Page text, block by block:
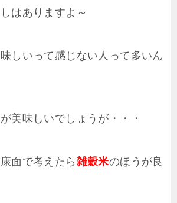
はありますよ～
しいって感じない人って多いん
美味しいでしょうが・・・
面で考えたら 雑穀米のほうが良